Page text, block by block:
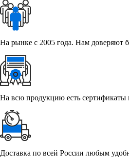
На рынке с 2005 года. Нам доверяют
На всю продукцию есть сертификаты
Доставка по всей России любым